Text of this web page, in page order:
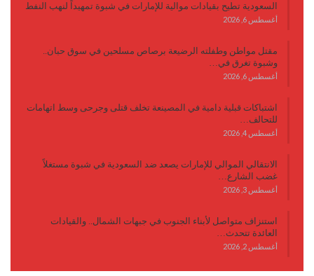
السعودية تطيح بقيادات موالية للإمارات في شبوة تمهيداً لنهب النفط
أغسطس 6, 2026
مقتل مواطن وطفلته الرضيعة برصاص مسلحين في سوق حبان..
وشبوة تغرق في…
أغسطس 6, 2026
اشتباكات قبلية دامية في المصينعة تخلف قتلى وجرحى وسط اتهامات
للتحالف…
أغسطس 4, 2026
الانتقالي الموالي للإمارات يصعد ضد السعودية في شبوة مستغلاً
غضب الشارع…
أغسطس 3, 2026
استنزاف متواصل لأبناء الجنوب في جبهات الشمال.. والقيادات
العائدة تتحدث…
أغسطس 2, 2026